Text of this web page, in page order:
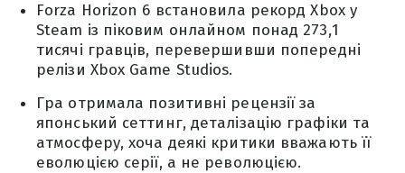
Forza Horizon 6 встановила рекорд Xbox у
Steam із піковим онлайном понад 273,1
тисячі гравців, перевершивши попередні
релізи Xbox Game Studios.
Гра отримала позитивні рецензії за
японський сеттинг, деталізацію графіки та
атмосферу, хоча деякі критики вважають її
еволюцією серії, а не революцією.